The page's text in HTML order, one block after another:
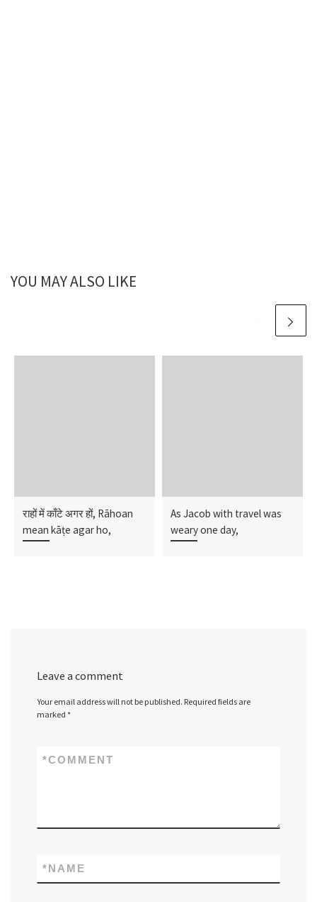
YOU MAY ALSO LIKE
राहों में काँटे अगर हों, Rāhoan
mean kāṭe agar ho,
As Jacob with travel was
weary one day,
Leave a comment
Your email address will not be published. Required fields are
marked *
COMMENT
*
NAME
*